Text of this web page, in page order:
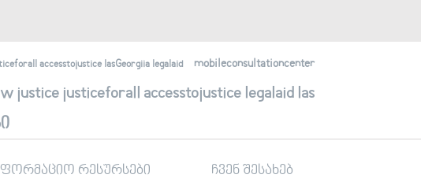
accesstojustice lasGeorgiia legalaid mobileconsultationcenter
justice justiceforall accesstojustice legalaid las
რესურსები ჩვენ შესახებ